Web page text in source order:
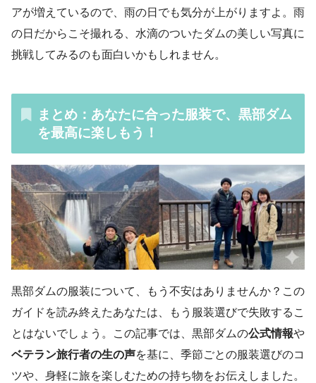
アが増えているので、雨の日でも気分が上がりますよ。雨
の日だからこそ撮れる、水滴のついたダムの美しい写真に
挑戦してみるのも面白いかもしれません。
まとめ：あなたに合った服装で、黒部ダム
を最高に楽しもう！
黒部ダムの服装について、もう不安はありませんか？この
ガイドを読み終えたあなたは、もう服装選びで失敗するこ
とはないでしょう。この記事では、黒部ダムの公式情報や
ベテラン旅行者の生の声を基に、季節ごとの服装選びのコ
ツや、身軽に旅を楽しむための持ち物をお伝えしました。